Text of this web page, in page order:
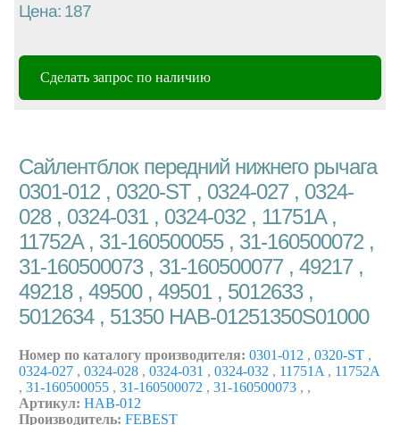
Цена: 187
Сделать запрос по наличию
Сайлентблок передний нижнего рычага
0301-012 , 0320-ST , 0324-027 , 0324-
028 , 0324-031 , 0324-032 , 11751A ,
11752A , 31-160500055 , 31-160500072 ,
31-160500073 , 31-160500077 , 49217 ,
49218 , 49500 , 49501 , 5012633 ,
5012634 , 51350 HAB-01251350S01000
Номер по каталогу производителя: 0301-012 , 0320-ST ,
0324-027 , 0324-028 , 0324-031 , 0324-032 , 11751A , 11752A
, 31-160500055 , 31-160500072 , 31-160500073 , ,
Артикул: HAB-012
Производитель: FEBEST